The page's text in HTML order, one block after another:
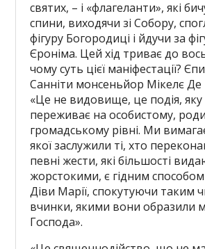
святих, – і «флагеланти», які
спини, виходячи зі Собору,
фігуру Богородиці і йдучи за
Єроніма. Цей хід триває до
чому суть цієї маніфестації?
Санніти монсеньйор Мікелє Де
«Це не видовище, це подія,
переживає на особистому,
громадському рівні. Ми
якої заслужили ті, хто
певні жести, які більшості
жорстокими, є гідним
Діви Марії, спокутуючи таким
вчинки, якими вони образили
Господа».